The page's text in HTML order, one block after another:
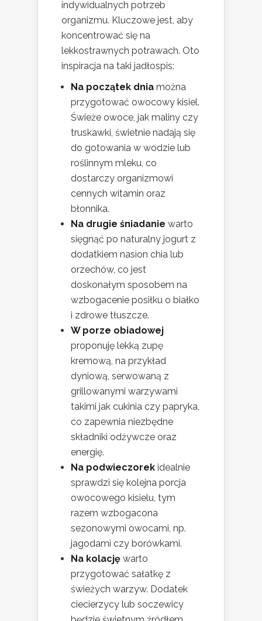
indywidualnych potrzeb
organizmu. Kluczowe jest, aby
koncentrować się na
lekkostrawnych potrawach. Oto
inspiracja na taki jadłospis:
Na początek dnia można
przygotować owocowy kisiel.
Świeże owoce, jak maliny czy
truskawki, świetnie nadają się
do gotowania w wodzie lub
roślinnym mleku, co
dostarczy organizmowi
cennych witamin oraz
błonnika.
Na drugie śniadanie warto
sięgnąć po naturalny jogurt z
dodatkiem nasion chia lub
orzechów, co jest
doskonałym sposobem na
wzbogacenie posiłku o białko
i zdrowe tłuszcze.
W porze obiadowej
proponuję lekką zupę
kremową, na przykład
dyniową, serwowaną z
grillowanymi warzywami
takimi jak cukinia czy papryka,
co zapewnia niezbędne
składniki odżywcze oraz
energię.
Na podwieczorek idealnie
sprawdzi się kolejna porcja
owocowego kisielu, tym
razem wzbogacona
sezonowymi owocami, np.
jagodami czy borówkami.
Na kolację warto
przygotować sałatkę z
świeżych warzyw. Dodatek
ciecierzycy lub soczewicy